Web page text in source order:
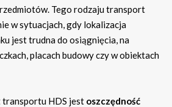
Tego rodzaju transport
w sytuacjach, gdy lokalizacja
jest trudna do osiągnięcia, na
placach budowy czy w obiektach
transportu HDS jest oszczędność